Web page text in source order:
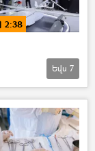
2:38
Եվս 7